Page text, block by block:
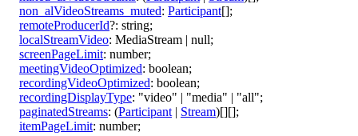
non_alVideoStreams_muted: Participant[];
remoteProducerId?: string;
localStreamVideo: MediaStream | null;
screenPageLimit: number;
meetingVideoOptimized: boolean;
recordingVideoOptimized: boolean;
recordingDisplayType: "video" | "media" | "all";
paginatedStreams: (Participant | Stream)[][];
itemPageLimit: number;